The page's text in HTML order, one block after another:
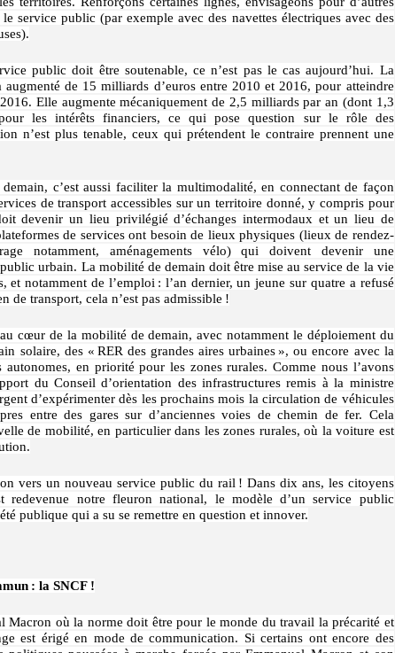
service public (par exemple avec des navettes électriques avec des
public doit être soutenable, ce n’est pas le cas aujourd’hui. La
augmenté de 15 milliards d’euros entre 2010 et 2016, pour atteindre
Elle augmente mécaniquement de 2,5 milliards par an (dont 1,3
les intérêts financiers, ce qui pose question sur le rôle des
n’est plus tenable, ceux qui prétendent le contraire prennent une
c’est aussi faciliter la multimodalité, en connectant de façon
de transport accessibles sur un territoire donné, y compris pour
devenir un lieu privilégié d’échanges intermodaux et un lieu de
de services ont besoin de lieux physiques (lieux de rendez-
notamment, aménagements vélo) qui doivent devenir une
public urbain. La mobilité de demain doit être mise au service de la vie
et notamment de l’emploi : l’an dernier, un jeune sur quatre a refusé
de transport, cela n’est pas admissible !
cœur de la mobilité de demain, avec notamment le déploiement du
solaire, des « RER des grandes aires urbaines », ou encore avec la
en priorité pour les zones rurales. Comme nous l’avons
du Conseil d’orientation des infrastructures remis à la ministre
d’expérimenter dès les prochains mois la circulation de véhicules
entre des gares sur d’anciennes voies de chemin de fer. Cela
de mobilité, en particulier dans les zones rurales, où la voiture est
vers un nouveau service public du rail ! Dans dix ans, les citoyens
redevenue notre fleuron national, le modèle d’un service public
publique qui a su se remettre en question et innover.
: la SNCF !
Macron où la norme doit être pour le monde du travail la précarité et
est érigé en mode de communication. Si certains ont encore des